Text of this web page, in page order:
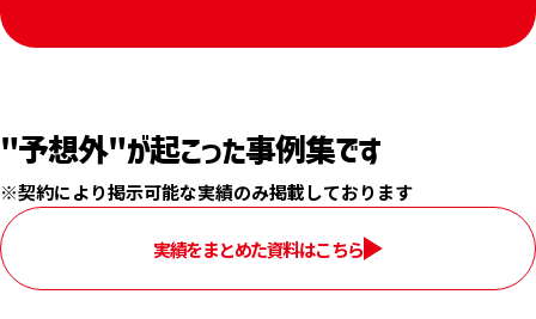
"予想外"が起こった事例集です
※契約により掲示可能な実績のみ掲載しております
実績をまとめた資料はこちら